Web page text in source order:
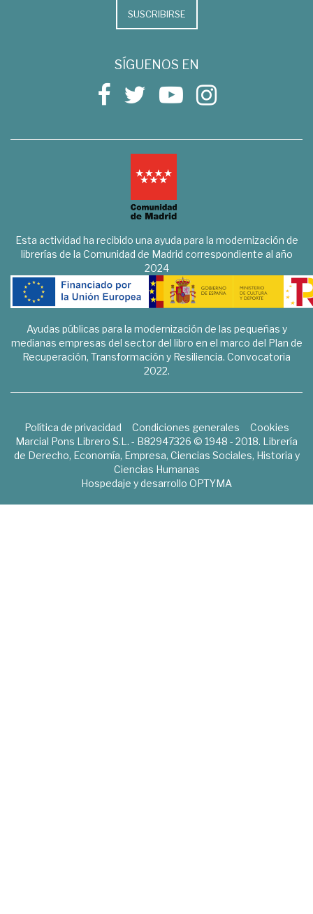
SUSCRIBIRSE
SÍGUENOS EN
Esta actividad ha recibido una ayuda para la modernización de
librerías de la Comunidad de Madrid correspondiente al año
2024
Ayudas públicas para la modernización de las pequeñas y
medianas empresas del sector del libro en el marco del Plan de
Recuperación, Transformación y Resiliencia. Convocatoria
2022.
Política de privacidad Condiciones generales
Cookies
Marcial Pons Librero S.L. - B82947326 © 1948 - 2018. Librería
de Derecho, Economía, Empresa, Ciencias Sociales, Historia y
Ciencias Humanas
Hospedaje y desarrollo OPTYMA